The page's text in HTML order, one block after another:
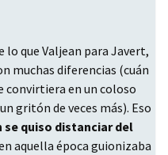
lo que Valjean para Javert,
muchas diferencias (cuán
convirtiera en un coloso
gritón de veces más). Eso
se quiso distanciar del
aquella época guionizaba